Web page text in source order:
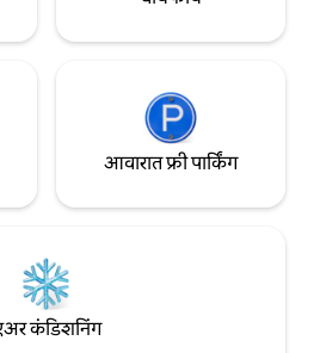
आवारात फ्री पार्किंग
कंडिशनिंग